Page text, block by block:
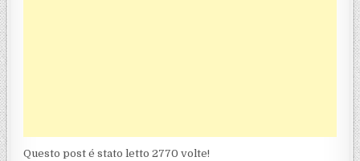
Questo post é stato letto 2770 volte!